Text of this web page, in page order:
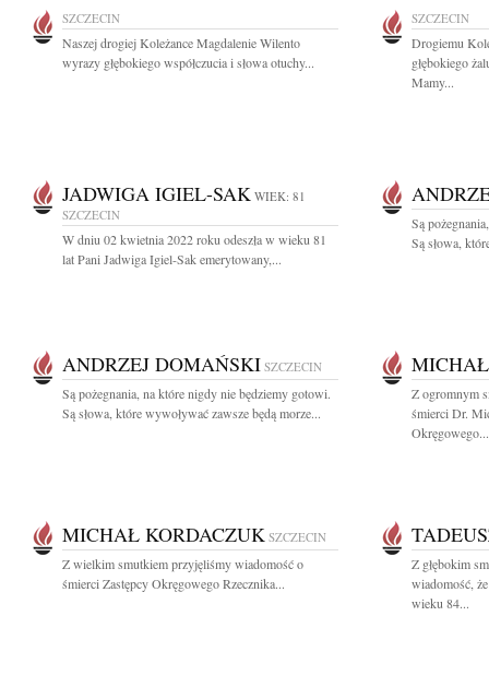
SZCZECIN
Naszej drogiej Koleżance Magdalenie Wilento
wyrazy głębokiego współczucia i słowa otuchy...
SZCZECIN
Drogiemu
głębokiego
Mamy...
JADWIGA IGIEL-SAK WIEK: 81
SZCZECIN
W dniu 02 kwietnia 2022 roku odeszła w wieku 81
lat Pani Jadwiga Igiel-Sak emerytowany,...
Są
Są słowa,
ANDRZEJ DOMAŃSKI SZCZECIN
Są pożegnania, na które nigdy nie będziemy gotowi.
Są słowa, które wywoływać zawsze będą morze...
Z ogromnym
śmierci Dr.
Okręgowego...
MICHAŁ KORDACZUK SZCZECIN
Z wielkim smutkiem przyjęliśmy wiadomość o
śmierci Zastępcy Okręgowego Rzecznika...
Z głębokim
wiadomość,
wieku 84...